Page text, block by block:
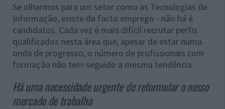
Se olharmos para um setor como as Tecnologias de
Informação, existe de facto emprego - não há é
candidatos. Cada vez é mais difícil recrutar perfis
qualificados nesta área que, apesar de estar numa
onda de progresso, o número de profissionais com
formação não tem seguido a mesma tendência.
Há uma necessidade urgente de reformular o nosso
mercado de trabalho